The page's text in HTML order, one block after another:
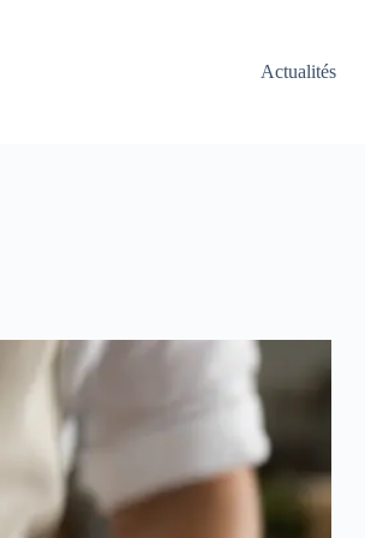
Actualités